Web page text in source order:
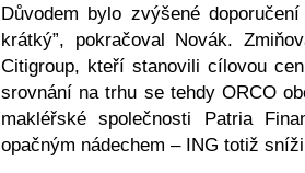
Důvodem bylo zvýšené
krátký”, pokračoval Novák.
Citigroup, kteří stanovili cílovou
srovnání na trhu se tehdy ORCO
makléřské společnosti Patria
opačným nádechem – ING totiž